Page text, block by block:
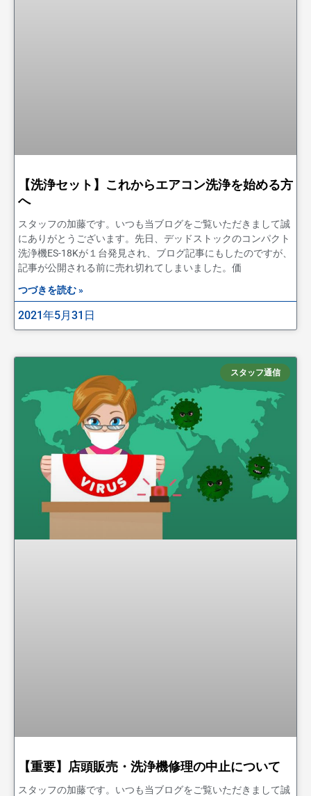
【洗浄セット】これからエアコン洗浄を始める方
へ
スタッフの加藤です。いつも当ブログをご覧いただきまして誠
にありがとうございます。先日、デッドストックのコンパクト
洗浄機ES-18Kが１台発見され、ブログ記事にもしたのですが、
記事が公開される前に売れ切れてしまいました。価
つづきを読む »
2021年5月31日
スタッフ通信
【重要】店頭販売・洗浄機修理の中止について
スタッフの加藤です。いつも当ブログをご覧いただきまして誠